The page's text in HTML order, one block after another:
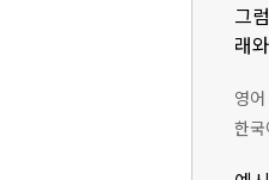
그
래
영
한